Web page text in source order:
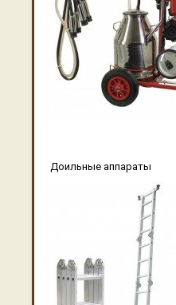
Доильные аппараты